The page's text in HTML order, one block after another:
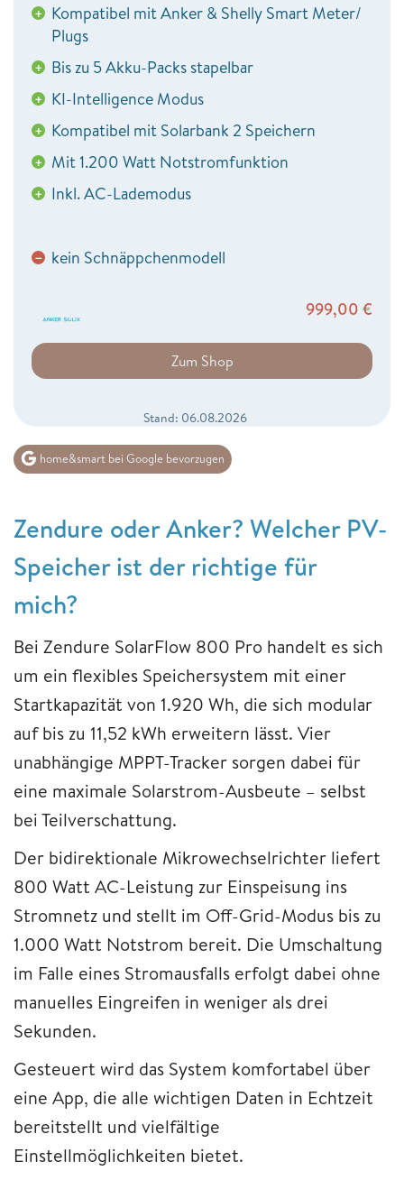
+ Kompatibel mit Anker & Shelly Smart Meter/
Plugs
+ Bis zu 5 Akku-Packs stapelbar
+ KI-Intelligence Modus
+ Kompatibel mit Solarbank 2 Speichern
+ Mit 1.200 Watt Notstromfunktion
+ Inkl. AC-Lademodus
− kein Schnäppchenmodell
999,00 €
Zum Shop
Stand: 06.08.2026
home&smart bei Google bevorzugen
Zendure oder Anker? Welcher PV-
Speicher ist der richtige für
mich?
Bei Zendure SolarFlow 800 Pro handelt es sich
um ein flexibles Speichersystem mit einer
Startkapazität von 1.920 Wh, die sich modular
auf bis zu 11,52 kWh erweitern lässt. Vier
unabhängige MPPT-Tracker sorgen dabei für
eine maximale Solarstrom-Ausbeute – selbst
bei Teilverschattung.
Der bidirektionale Mikrowechselrichter liefert
800 Watt AC-Leistung zur Einspeisung ins
Stromnetz und stellt im Off-Grid-Modus bis zu
1.000 Watt Notstrom bereit. Die Umschaltung
im Falle eines Stromausfalls erfolgt dabei ohne
manuelles Eingreifen in weniger als drei
Sekunden.
Gesteuert wird das System komfortabel über
eine App, die alle wichtigen Daten in Echtzeit
bereitstellt und vielfältige
Einstellmöglichkeiten bietet.